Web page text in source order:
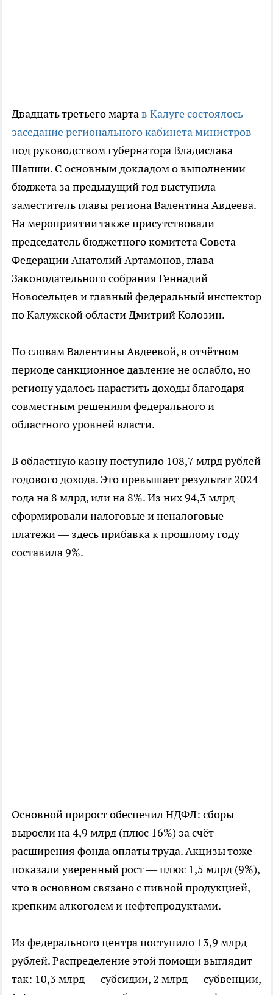
Двадцать третьего мартав Калуге состоялось
заседание регионального кабинета министров
под руководством губернатора Владислава
Шапши. С основным докладом о выполнении
бюджета за предыдущий год выступила
заместитель главы региона Валентина Авдеева.
На мероприятии также присутствовали
председатель бюджетного комитета Совета
Федерации Анатолий Артамонов, глава
Законодательного собрания Геннадий
Новосельцев и главный федеральный инспектор
по Калужской области Дмитрий Колозин.
По словам Валентины Авдеевой, в отчётном
периоде санкционное давление не ослабло, но
региону удалось нарастить доходы благодаря
совместным решениям федерального и
областного уровней власти.
В областную казну поступило 108,7 млрд рублей
годового дохода. Это превышает результат 2024
года на 8 млрд, или на 8%. Из них 94,3 млрд
сформировали налоговые и неналоговые
платежи — здесь прибавка к прошлому году
составила 9%.
Основной прирост обеспечил НДФЛ: сборы
выросли на 4,9 млрд (плюс 16%) за счёт
расширения фонда оплаты труда. Акцизы тоже
показали уверенный рост — плюс 1,5 млрд (9%),
что в основном связано с пивной продукцией,
крепким алкоголем и нефтепродуктами.
Из федерального центра поступило 13,9 млрд
рублей. Распределение этой помощи выглядит
так: 10,3 млрд — субсидии, 2 млрд — субвенции,